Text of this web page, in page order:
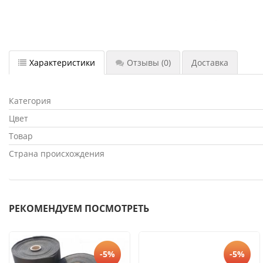
Характеристики Отзывы (0) Доставка
Категория
Цвет
Товар
Страна происхождения
РЕКОМЕНДУЕМ ПОСМОТРЕТЬ
-5% -5%